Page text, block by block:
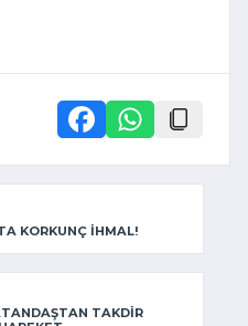
KORKUNÇ İHMAL!
TAKDİR